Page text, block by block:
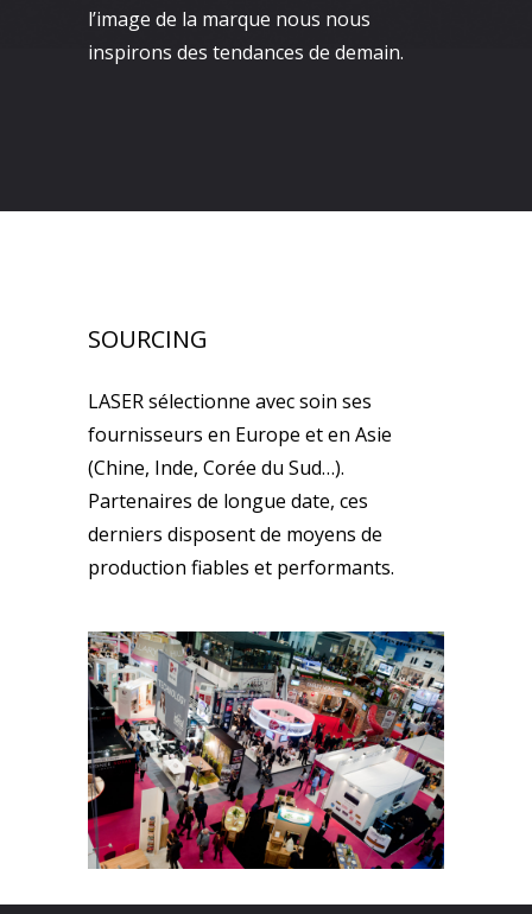
l’image de la marque nous nous
inspirons des tendances de demain.
SOURCING
LASER sélectionne avec soin ses
fournisseurs en Europe et en Asie
(Chine, Inde, Corée du Sud…).
Partenaires de longue date, ces
derniers disposent de moyens de
production fiables et performants.